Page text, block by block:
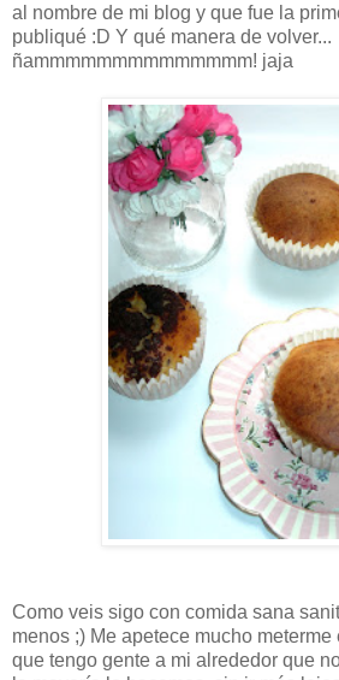
al nombre de mi blog y que fue la
publiqué :D Y qué manera de volver...
ñammmmmmmmmmmmmm! jaja
Como veis sigo con comida sana
menos ;) Me apetece mucho
que tengo gente a mi alrededor que